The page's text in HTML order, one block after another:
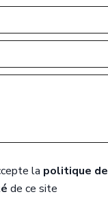
la politique de
de ce site